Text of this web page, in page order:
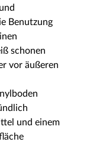
Benutzung
schonen
vor äußeren
und einem